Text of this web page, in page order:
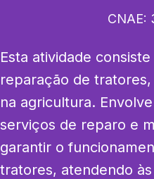
CNAE:
Esta atividade
reparação de
na agricultura.
serviços de reparo e
garantir o
tratores, atendendo